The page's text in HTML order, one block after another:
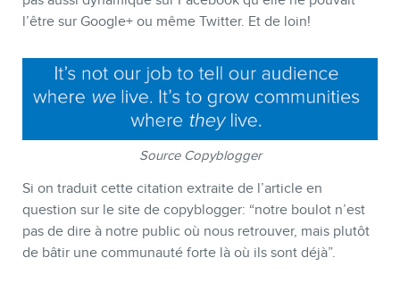
CONTACT
l’être sur Google+ ou même Twitter. Et de loin!
Source Copyblogger
Si on traduit cette citation extraite de l’article en
question sur le site de copyblogger: “notre boulot n’est
pas de dire à notre public où nous retrouver, mais plutôt
de bâtir une communauté forte là où ils sont déjà”.